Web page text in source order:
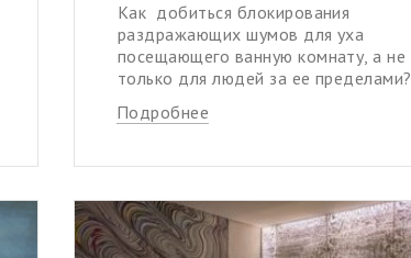
Как добиться блокирования
раздражающих шумов для уха
посещающего ванную комнату, а не
только для людей за ее пределами?
Подробнее